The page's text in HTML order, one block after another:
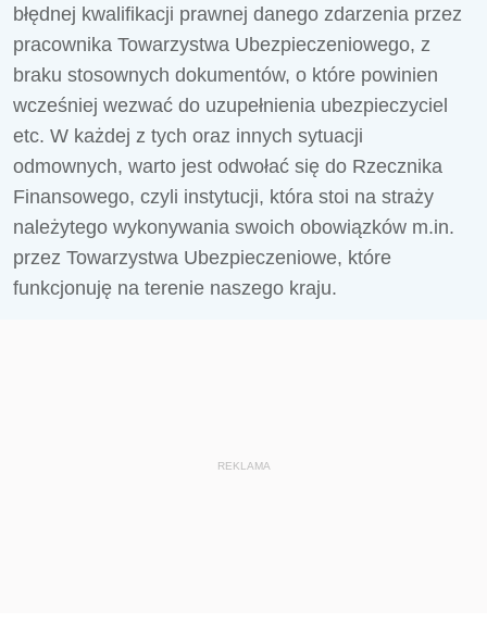
błędnej kwalifikacji prawnej danego zdarzenia przez
pracownika Towarzystwa Ubezpieczeniowego, z
braku stosownych dokumentów, o które powinien
wcześniej wezwać do uzupełnienia ubezpieczyciel
etc. W każdej z tych oraz innych sytuacji
odmownych, warto jest odwołać się do Rzecznika
Finansowego, czyli instytucji, która stoi na straży
należytego wykonywania swoich obowiązków m.in.
przez Towarzystwa Ubezpieczeniowe, które
funkcjonuję na terenie naszego kraju.
REKLAMA